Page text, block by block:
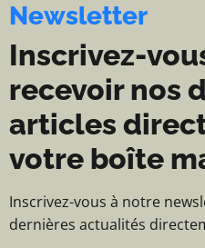
Newsletter
Inscrivez-
recevoir nos
articles
votre boîte
Inscrivez-vous à notre
dernières actualités